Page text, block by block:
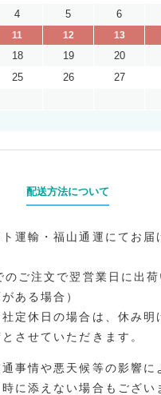
4 5 6
11 12 13
18 19 20
25 26 27
配送方法について
運輸・福山通運にてお届
ご注文で翌営業日に出荷
ある場合）
定休日の場合は、休み明
させていただきます。
事情や悪天候等の影響に
に添えない場合もござい